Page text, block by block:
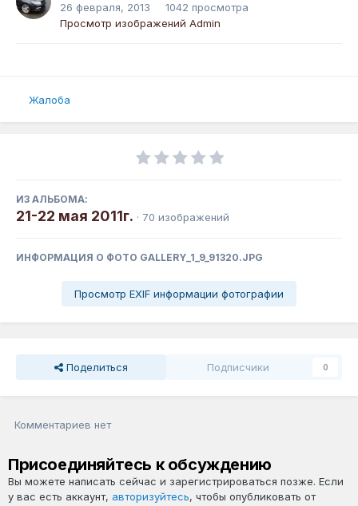
26 февраля, 2013
1042 просмотра
Просмотр изображений Admin
Жалоба
ИЗ АЛЬБОМА:
21-22 мая 2011г. · 70 изображений
ИНФОРМАЦИЯ О ФОТО GALLERY_1_9_91320.JPG
Просмотр EXIF информации фотографии
Поделиться Подписчики 0
Комментариев нет
Присоединяйтесь к обсуждению
Вы можете написать сейчас и зарегистрироваться позже. Если
у вас есть аккаунт, авторизуйтесь, чтобы опубликовать от